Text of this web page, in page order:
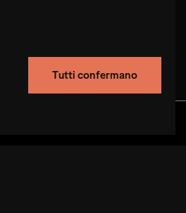
Tutti confermano